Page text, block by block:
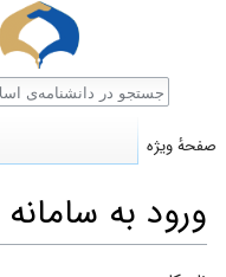
ورود به سامانه
صفحهٔ ویژه
جستجو